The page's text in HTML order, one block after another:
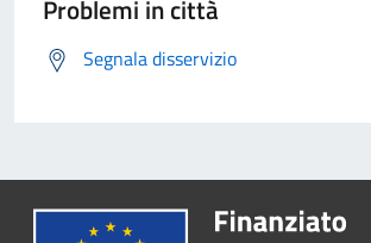
Problemi in città
Segnala disservizio